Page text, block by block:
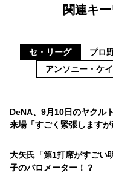
関連キ
セ・リーグ プロ
アンソニー・ケイ
DeNA、9月10日のヤクル
来場「すごく緊張しますが
大矢氏「第1打席がすごい
子のバロメーター！？